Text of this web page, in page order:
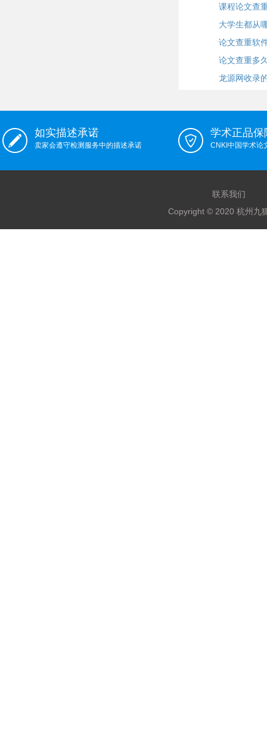
课程论文查
大学生都从
论文查重软
论文查重多
龙源网收录
如实描述承诺
卖家会遵守检测服务中的描述承诺
学术正品保
CNKI中国学术论
联系我们
Copyright © 2020 杭州九